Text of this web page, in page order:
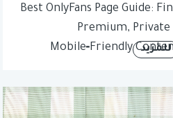
Best OnlyFans Page Guide:
Premium, Private
Mobile‑Friendly للمزيد